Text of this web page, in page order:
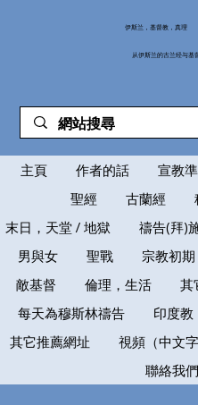
伊斯兰，基督教，真理
从伊斯兰的古兰经与基
主頁 作者的話 宣教
聖經
古蘭經
末日，天堂 / 地獄
禱告(拜)
男與女
聖戰 宗教初期
敵基督
倫理，生活 其
每天為穆斯林禱告
印度教
其它推薦網址
視頻（中文
聯絡我們